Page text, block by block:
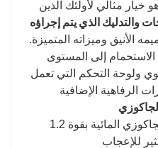
خيار مثالي لأولئك الذين
والتدليك الذي يتم إجراؤه
الأنيق وميزاته المتميزة.
إلى المستوى
ولوحة التحكم التي تعمل
الرفاهية الإضافية
: توفر مضخة الجاكوزي المائية بقوة 1.2
للإعجاب